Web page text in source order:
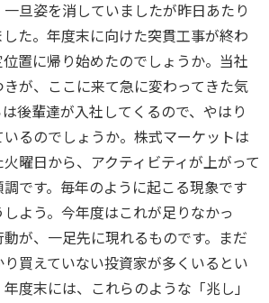
旦姿を消していましたが昨日あたり
た。年度末に向けた突貫工事が終わ
置に帰り始めたのでしょうか。当社
が、ここに来て急に変わってきた気
後輩達が入社してくるので、やはり
るのでしょうか。株式マーケットは
曜日から、アクティビティが上がって
です。毎年のように起こる現象です
よう。今年度はこれが足りなかっ
が、一足先に現れるものです。まだ
買えていない投資家が多くいるとい
度末には、これらのような「兆し」